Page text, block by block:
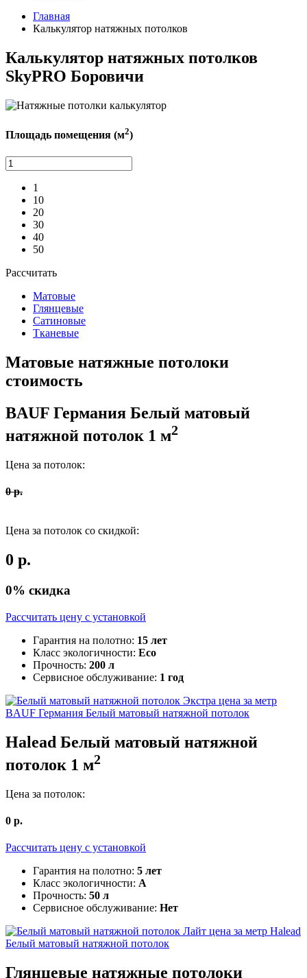
Главная
Калькулятор натяжных потолков
Калькулятор натяжных потолков
SkyPRO Боровичи
Площадь помещения (м2)
1
10
20
30
40
50
Рассчитать
Матовые
Глянцевые
Сатиновые
Тканевые
Матовые натяжные потолоки
стоимость
BAUF Германия Белый матовый
натяжной потолок 1 м2
Цена за потолок:
0р.
Цена за потолок со скидкой:
0 р.
0% скидка
Рассчитать цену c установкой
Гарантия на полотно: 15 лет
Класс экологичности: Eco
Прочность: 200 л
Сервисное обслуживание: 1 год
BAUF Германия Белый матовый натяжной потолок
Halead Белый матовый натяжной
потолок 1 м2
Цена за потолок:
0 р.
Рассчитать цену c установкой
Гарантия на полотно: 5 лет
Класс экологичности: А
Прочность: 50 л
Сервисное обслуживание: Нет
Halead
Белый матовый натяжной потолок
Глянцевые натяжные потолоки